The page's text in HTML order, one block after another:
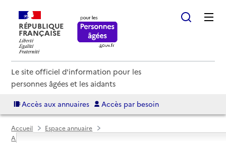
RÉPUBLIQUE
FRANÇAISE
Le site officiel d'information pour les
personnes âgées et les aidants
Accès aux annuaires Accès par besoin
Accueil
Espace annuaire
Annuaire EHPAD et maisons de retraite